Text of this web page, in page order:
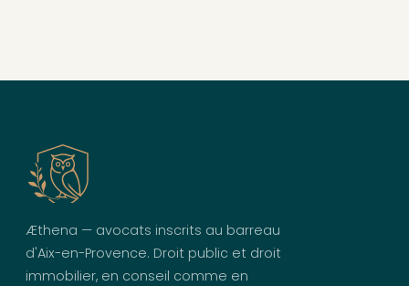
Æthena — avocats inscrits au barreau
d'Aix-en-Provence. Droit public et droit
immobilier, en conseil comme en